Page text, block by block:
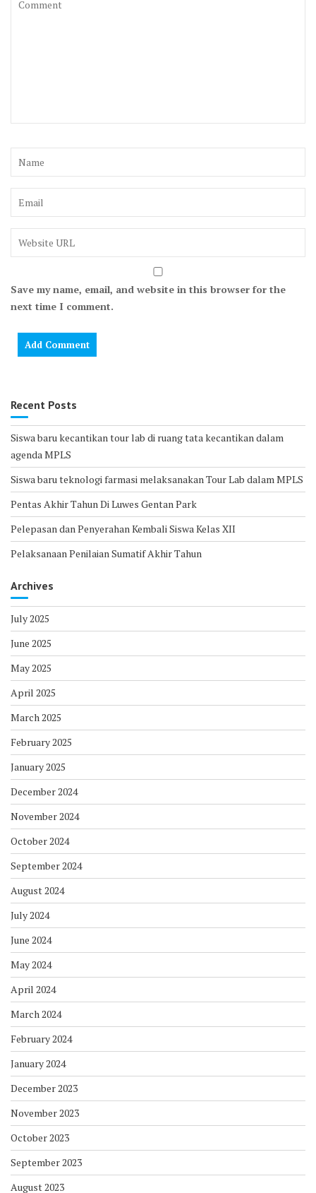
Save my name, email, and website in this browser for the
next time I comment.
Recent Posts
Siswa baru kecantikan tour lab di ruang tata kecantikan dalam
agenda MPLS
Siswa baru teknologi farmasi melaksanakan Tour Lab dalam MPLS
Pentas Akhir Tahun Di Luwes Gentan Park
Pelepasan dan Penyerahan Kembali Siswa Kelas XII
Pelaksanaan Penilaian Sumatif Akhir Tahun
Archives
July 2025
June 2025
May 2025
April 2025
March 2025
February 2025
January 2025
December 2024
November 2024
October 2024
September 2024
August 2024
July 2024
June 2024
May 2024
April 2024
March 2024
February 2024
January 2024
December 2023
November 2023
October 2023
September 2023
August 2023